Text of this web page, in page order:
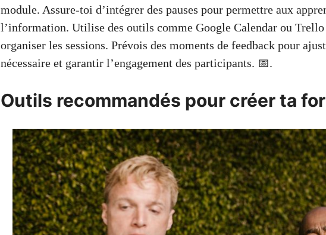
module. Assure-toi d’intégrer des pauses pour permettre aux
l’information. Utilise des outils comme Google Calendar ou
organiser les sessions. Prévois des moments de feedback pour
nécessaire et garantir l’engagement des participants. 📅.
Outils recommandés pour créer ta